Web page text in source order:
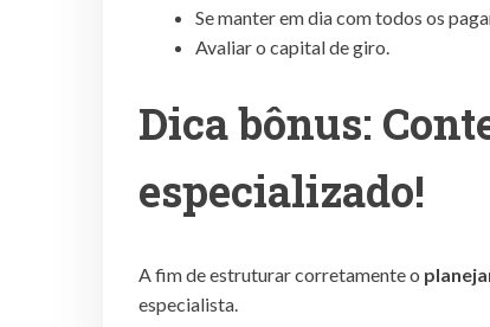
Se manter em dia com todos os
Avaliar o capital de giro.
Dica bônus:
especializado!
A fim de estruturar corretamente o
especialista.